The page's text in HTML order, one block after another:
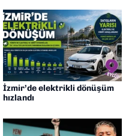
İzmir’de elektrikli dönüşüm
hızlandı